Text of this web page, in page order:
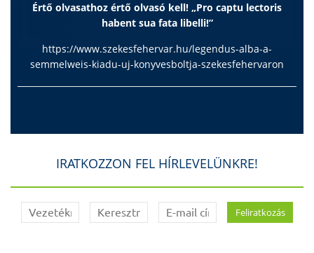
Értő olvasathoz értő olvasó kell! „Pro captu lectoris
habent sua fata libelli!”
https://www.szekesfehervar.hu/legendus-alba-a-
semmelweis-kiadu-uj-konyvesboltja-szekesfehervaron
IRATKOZZON FEL HÍRLEVELÜNKRE!